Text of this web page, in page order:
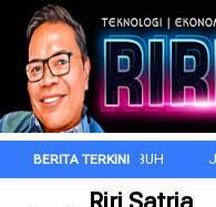
KALA SUBUH JIWA
Riri Satria